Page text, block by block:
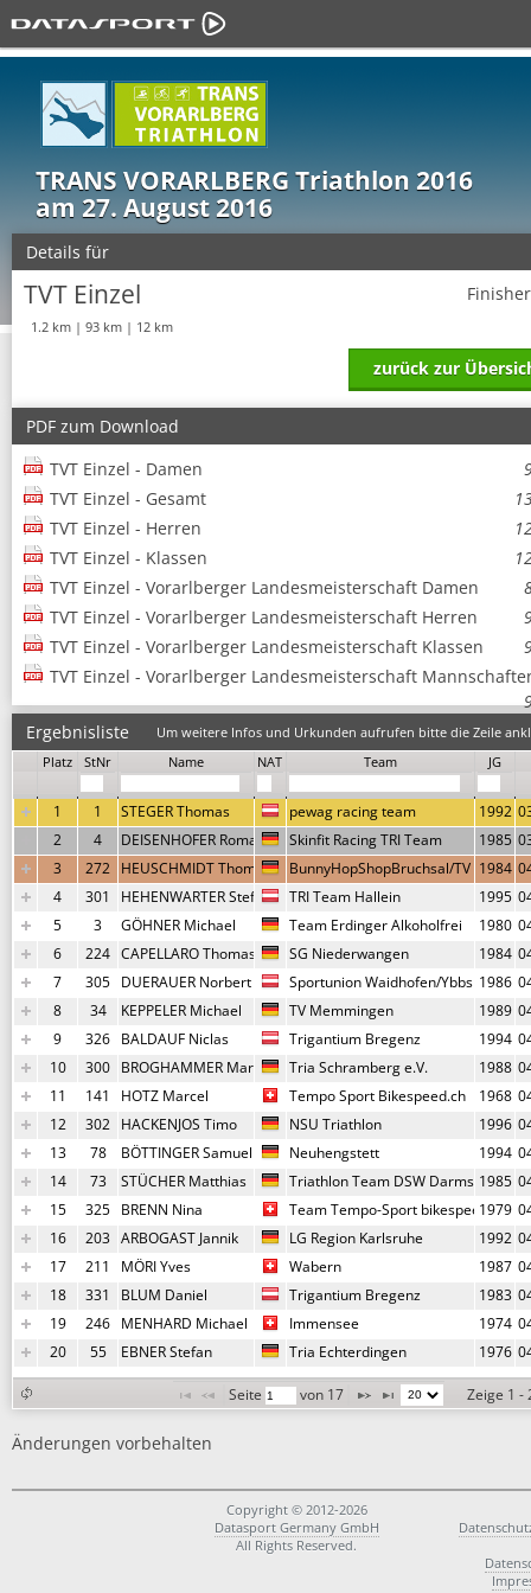
TRANS VORARLBERG Triathlon 2016
am 27. August 2016
Details für
TVT Einzel
1.2 km | 93 km | 12 km
zurück zur
PDF zum Download
TVT Einzel - Damen
TVT Einzel - Gesamt
TVT Einzel - Herren
TVT Einzel - Klassen
TVT Einzel - Vorarlberger Landesmeisterschaft Damen
TVT Einzel - Vorarlberger Landesmeisterschaft Herren
TVT Einzel - Vorarlberger Landesmeisterschaft Klassen
TVT Einzel - Vorarlberger Landesmeisterschaft
Ergebnisliste
Um weitere Infos und Urkunden aufrufen bitte die Zeile
Platz
StNr Name NAT Team JG
1 1 STEGER Thomas pewag racing team 1992
2
4 DEISENHOFER Roman Skinfit Racing TRI Team 1985
3
272 HEUSCHMIDT Thomas BunnyHopShopBruchsal/TV Forst
1984
4
301 HEHENWARTER Stefan TRI Team Hallein 1995
5
3 GÖHNER Michael Team Erdinger Alkoholfrei 1980
6
224 CAPELLARO Thomas SG Niederwangen 1984
7
305 DUERAUER Norbert Sportunion Waidhofen/Ybbs 1986
8
34 KEPPELER Michael TV Memmingen 1989
9
326 BALDAUF Niclas Trigantium Bregenz 1994
10
300 BROGHAMMER Marcel Tria Schramberg e.V. 1988
11
141 HOTZ Marcel Tempo Sport Bikespeed.ch 1968
12
302 HACKENJOS Timo NSU Triathlon 1996
13
78 BÖTTINGER Samuel Neuhengstett 1994
14
73 STÜCHER Matthias Triathlon Team DSW Darmstadt
1985
15
325 BRENN Nina Team Tempo-Sport bikespeed.ch
1979
16
203 ARBOGAST Jannik LG Region Karlsruhe 1992
17
211 MÖRI Yves Wabern 1987
18
331 BLUM Daniel Trigantium Bregenz 1983
19
246 MENHARD Michael Immensee 1974
20
55 EBNER Stefan Tria Echterdingen 1976
Seite von 17 Zeige 1 -
Änderungen vorbehalten
Copyright © 2012-2026
Datasport Germany GmbH
All Rights Reserved.